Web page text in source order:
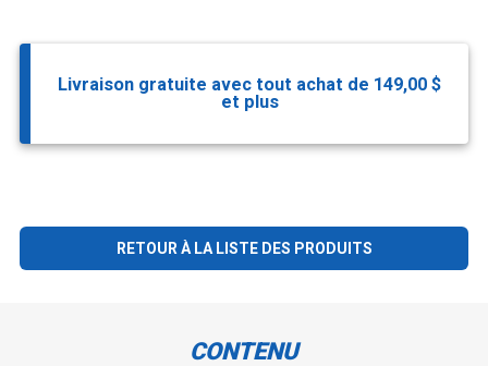
Livraison gratuite avec tout achat de 149,00 $
et plus
RETOUR À LA LISTE DES PRODUITS
CONTENU